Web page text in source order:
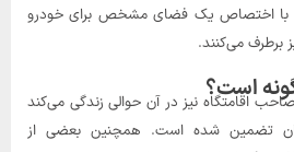
با اختصاص یک فضای مشخص برای خودرو
برطرف می‌کنند.
است؟
اقامتگاه نیز در آن حوالی زندگی می‌کند
تضمین شده است. همچنین بعضی از